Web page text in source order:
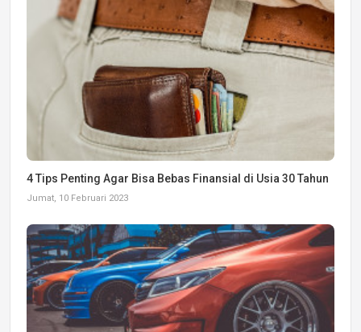
4 Tips Penting Agar Bisa Bebas Finansial di Usia 30 Tahun
Jumat, 10 Februari 2023